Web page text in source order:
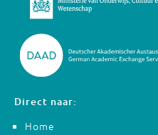
Direct naar:
Home